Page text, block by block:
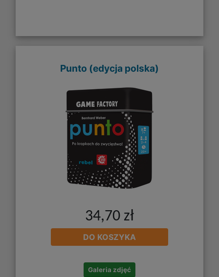
Punto (edycja polska)
34,70 zł
DO KOSZYKA
Galeria zdjęć